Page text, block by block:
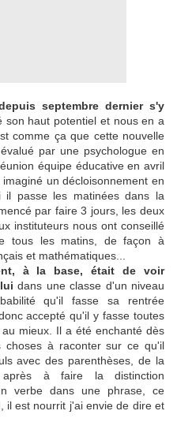
septembre dernier s'y
son haut potentiel et nous en a
comme ça que cette nouvelle
par une psychologue en
équipe éducative en avril
un décloisonnement en
passe les matinées dans la
par faire 3 jours, les deux
instituteurs nous ont conseillé
tous les matins, de façon à
et mathématiques...
à la base, était de voir
dans une classe d'un niveau
qu'il fasse sa rentrée
accepté qu'il y fasse toutes
mieux. Il a été enchanté dès
choses à raconter sur ce qu'il
avec des parenthèses, de la
après à faire la distinction
verbe dans une phrase, ce
il est nourrit j'ai envie de dire et